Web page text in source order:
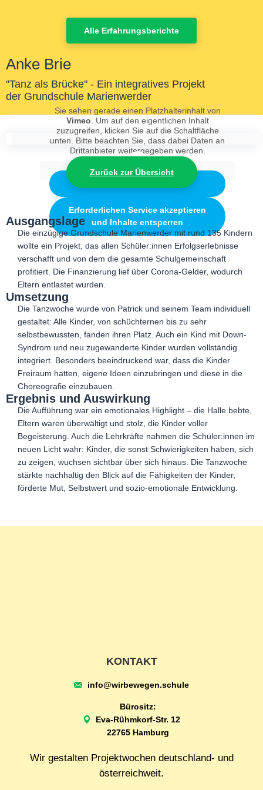
Alle Erfahrungsberichte
Аnke Brie
"Tanz als Brücke" - Ein integratives Projekt
der Grundschule Marienwerder
Sie sehen gerade einen Platzhalterinhalt von
Vimeo . Um auf den eigentlichen Inhalt
zuzugreifen, klicken Sie auf die Schaltfläche
unten. Bitte beachten Sie, dass dabei Daten an
Drittanbieter weitergegeben werden.
Erforderlichen Service akzeptieren
und Inhalte entsperren
Zurück zur Übersicht
Ausgangslage
Die einzügige Grundschule Marienwerder mit rund 135 Kindern
wollte ein Projekt, das allen Schüler:innen Erfolgserlebnisse
verschafft und von dem die gesamte Schulgemeinschaft
profitiert. Die Finanzierung lief über Corona-Gelder, wodurch
Eltern entlastet wurden.
Umsetzung
Die Tanzwoche wurde von Patrick und seinem Team individuell
gestaltet: Alle Kinder, von schüchternen bis zu sehr
selbstbewussten, fanden ihren Platz. Auch ein Kind mit Down-
Syndrom und neu zugewanderte Kinder wurden vollständig
integriert. Besonders beeindruckend war, dass die Kinder
Freiraum hatten, eigene Ideen einzubringen und diese in die
Choreografie einzubauen.
Ergebnis und Auswirkung
Die Aufführung war ein emotionales Highlight – die Halle bebte,
Eltern waren überwältigt und stolz, die Kinder voller
Begeisterung. Auch die Lehrkräfte nahmen die Schüler:innen im
neuen Licht wahr: Kinder, die sonst Schwierigkeiten haben, sich
zu zeigen, wuchsen sichtbar über sich hinaus. Die Tanzwoche
stärkte nachhaltig den Blick auf die Fähigkeiten der Kinder,
förderte Mut, Selbstwert und sozio-emotionale Entwicklung.
KONTAKT
info@wirbewegen.schule
Bürositz:
Eva-Rühmkorf-Str. 12
22765 Hamburg
Wir gestalten Projektwochen deutschland- und
österreichweit.